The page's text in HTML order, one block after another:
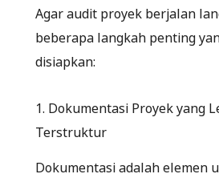
Agar audit proyek berjalan
beberapa langkah penting
disiapkan:
1. Dokumentasi Proyek yang
Terstruktur
Dokumentasi adalah elemen